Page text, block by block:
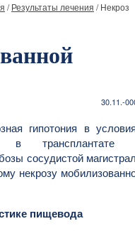
/Результаты лечения /Некроз
30.11.-
гипотония в
в трансплантате
сосудистой
некрозу
пищевода